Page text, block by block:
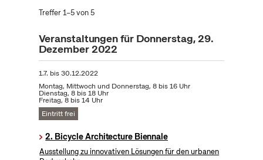
Treffer 1–5 von 5
Veranstaltungen für Donnerstag, 29.
Dezember 2022
1.7. bis30.12.2022
Montag, Mittwoch und Donnerstag, 8 bis 16 Uhr
Dienstag, 8 bis 18 Uhr
Freitag, 8 bis 14 Uhr
Eintritt frei
2. Bicycle Architecture Biennale
Ausstellung zu innovativen Lösungen für den urbanen